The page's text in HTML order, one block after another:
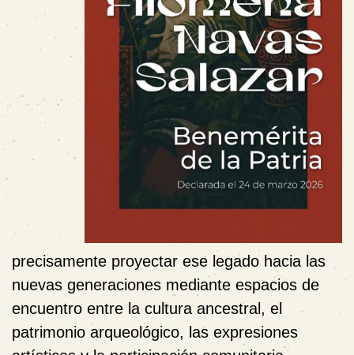
precisamente proyectar ese legado hacia las
nuevas generaciones mediante espacios de
encuentro entre la cultura ancestral, el
patrimonio arqueológico, las expresiones